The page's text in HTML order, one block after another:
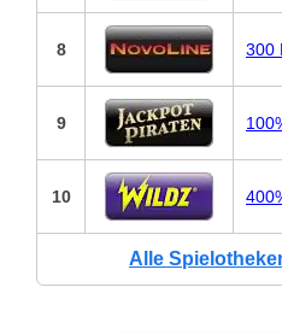
8 300
9
10
Alle